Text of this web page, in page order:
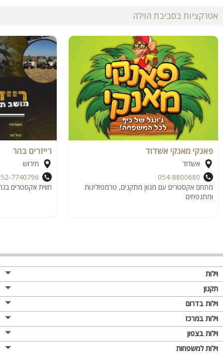
אטרקציות בסביבת הוילה
פאנקי מאנקי אשדוד
אשדוד
054-8800680
מתחם אקסטרים עם מגוון מתקנים, טרמפולינות
ומתנפחים
רייזרים בהר
תירוש
7740796
חווית אקסטרים
וילות
תקנון
וילות בדרום
וילות במרכז
וילות בצפון
וילות למשפחות